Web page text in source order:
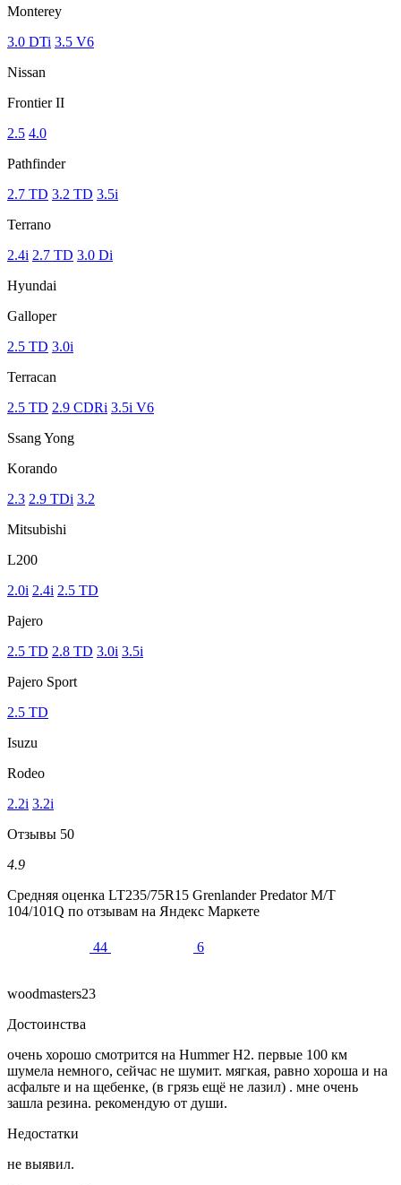
Monterey
3.0 DTi 3.5 V6
Nissan
Frontier II
2.5 4.0
Pathfinder
2.7 TD 3.2 TD 3.5i
Terrano
2.4i 2.7 TD 3.0 Di
Hyundai
Galloper
2.5 TD 3.0i
Terracan
2.5 TD 2.9 CDRi 3.5i V6
Ssang Yong
Korando
2.3 2.9 TDi 3.2
Mitsubishi
L200
2.0i 2.4i 2.5 TD
Pajero
2.5 TD 2.8 TD 3.0i 3.5i
Pajero Sport
2.5 TD
Isuzu
Rodeo
2.2i 3.2i
Отзывы 50
4.9
Средняя оценка LT235/75R15 Grenlander Predator M/T
104/101Q по отзывам на Яндекс Маркете
44 6
woodmasters23
Достоинства
очень хорошо смотрится на Hummer H2. первые 100 км
шумела немного, сейчас не шумит. мягкая, равно хороша и на
асфальте и на щебенке, (в грязь ещё не лазил) . мне очень
зашла резина. рекомендую от души.
Недостатки
не выявил.